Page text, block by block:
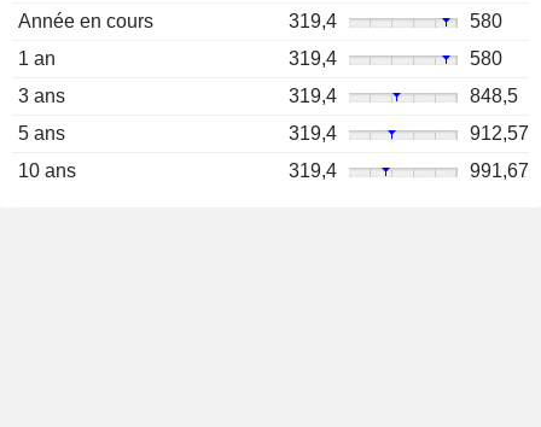
Année en cours
319,4
580
1 an
319,4
580
3 ans
319,4
848,5
5 ans
319,4
912,57
10 ans
319,4 991,67